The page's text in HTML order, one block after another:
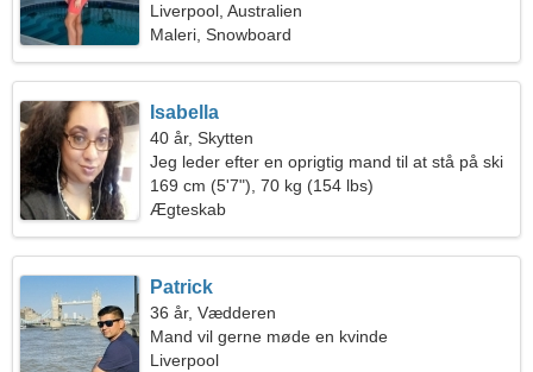
Liverpool, Australien
Maleri, Snowboard
Isabella
40 år, Skytten
Jeg leder efter en oprigtig mand til at stå på ski
sammen
169 cm (5'7"), 70 kg (154 lbs)
Ægteskab
Patrick
36 år, Vædderen
Mand vil gerne møde en kvinde
Liverpool